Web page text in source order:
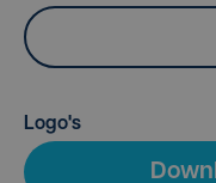
Logo's